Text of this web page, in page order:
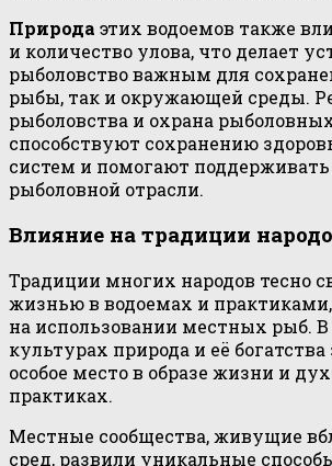
Природа этих водоемов также
и количество улова, что делает
рыболовство важным для
рыбы, так и окружающей среды.
рыболовства и охрана
способствуют сохранению
систем и помогают поддерживать
рыболовной отрасли.
Влияние на традиции
Традиции многих народов тесно
жизнью в водоемах и
на использовании местных рыб. В
культурах природа и её
особое место в образе жизни и
практиках.
Местные сообщества, живущие
сред, развили уникальные